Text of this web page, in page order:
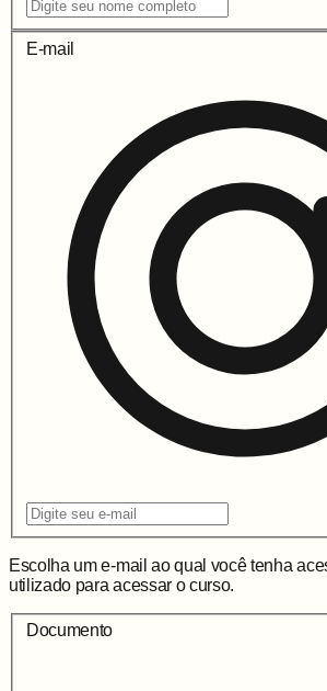
E-mail
Escolha um e-mail ao qual você tenha
utilizado para acessar o curso.
Documento